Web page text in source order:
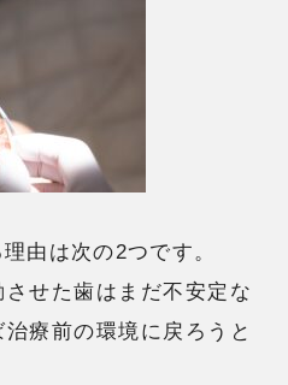
由は次の2つです。
せた歯はまだ不安定な
療前の環境に戻ろうと